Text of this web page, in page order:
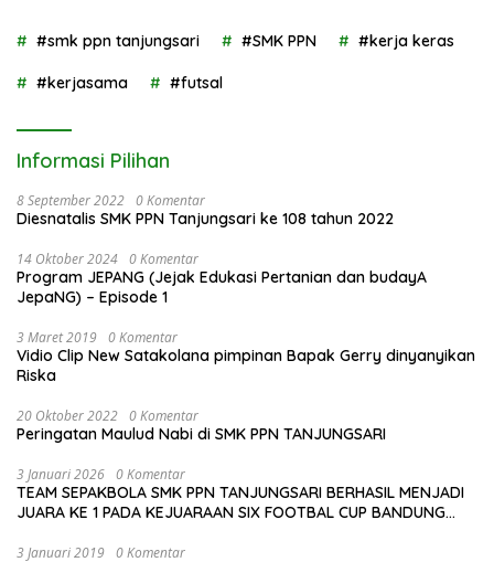
#smk ppn tanjungsari
#SMK PPN #kerja keras
#kerjasama #futsal
Informasi Pilihan
8 September 2022 0 Komentar
Diesnatalis SMK PPN Tanjungsari ke 108 tahun 2022
14 Oktober 2024 0 Komentar
Program JEPANG (Jejak Edukasi Pertanian dan budayA
JepaNG) – Episode 1
3 Maret 2019 0 Komentar
Vidio Clip New Satakolana pimpinan Bapak Gerry dinyanyikan
Riska
20 Oktober 2022 0 Komentar
Peringatan Maulud Nabi di SMK PPN TANJUNGSARI
3 Januari 2026 0 Komentar
TEAM SEPAKBOLA SMK PPN TANJUNGSARI BERHASIL MENJADI
JUARA KE 1 PADA KEJUARAAN SIX FOOTBAL CUP BANDUNG
3 Januari 2019 0 Komentar